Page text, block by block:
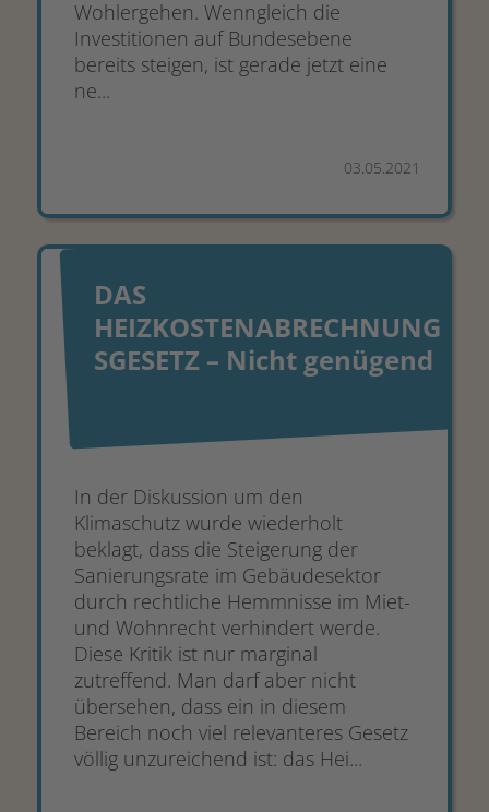
Wohlergehen. Wenngleich die
Investitionen auf Bundesebene
bereits steigen, ist gerade jetzt eine
ne...
03.05.2021
DAS
HEIZKOSTENABRECHNUNG
SGESETZ – Nicht genügend
In der Diskussion um den
Klimaschutz wurde wiederholt
beklagt, dass die Steigerung der
Sanierungsrate im Gebäudesektor
durch rechtliche Hemmnisse im Miet-
und Wohnrecht verhindert werde.
Diese Kritik ist nur marginal
zutreffend. Man darf aber nicht
übersehen, dass ein in diesem
Bereich noch viel relevanteres Gesetz
völlig unzureichend ist: das Hei...